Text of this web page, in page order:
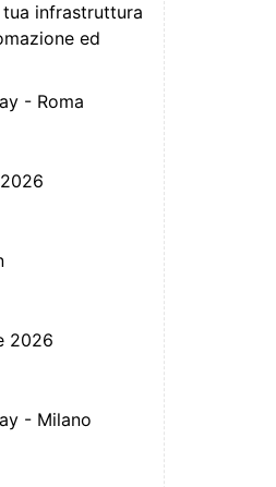
tua infrastruttura
ed
- Roma
2026
- Milano